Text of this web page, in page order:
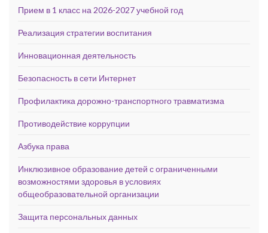
Прием в 1 класс на 2026-2027 учебной год
Реализация стратегии воспитания
Инновационная деятельность
Безопасность в сети Интернет
Профилактика дорожно-транспортного травматизма
Противодействие коррупции
Азбука права
Инклюзивное образование детей с ограниченными
возможностями здоровья в условиях
общеобразовательной организации
Защита персональных данных